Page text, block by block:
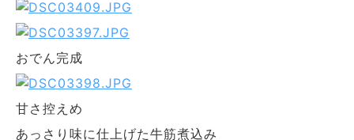
おでん完成
甘さ控えめ
あっさり味に仕上げた牛筋煮込み